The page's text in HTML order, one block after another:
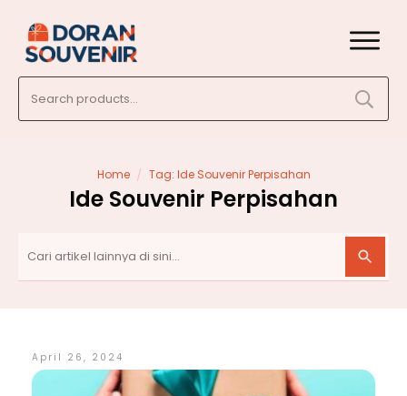
for:
Home / Tag: Ide Souvenir Perpisahan
Ide Souvenir Perpisahan
April 26, 2024